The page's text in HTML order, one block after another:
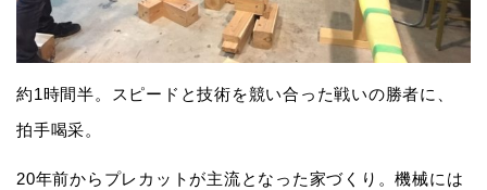
約1時間半。スピードと技術を競い合った戦いの勝者に、
拍手喝采。
20年前からプレカットが主流となった家づくり。機械には